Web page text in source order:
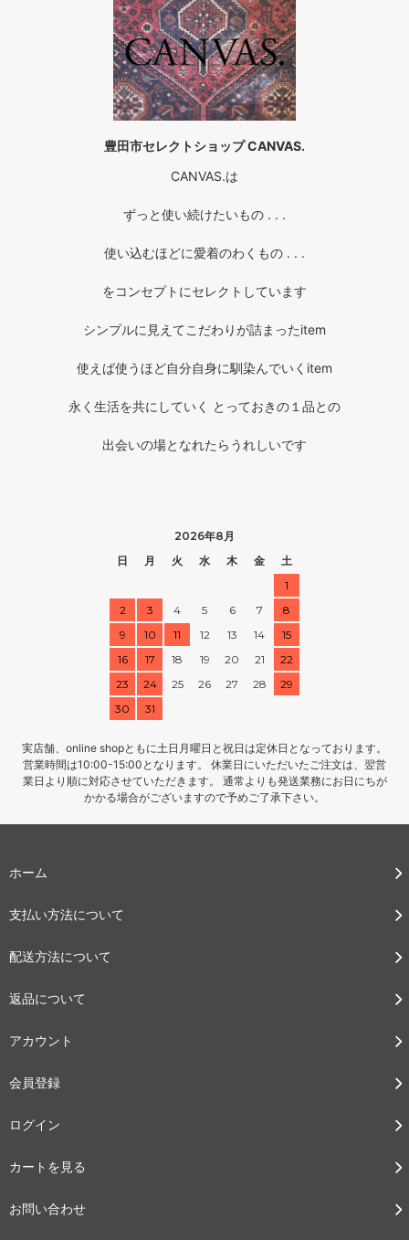
豊田市セレクトショップ CANVAS.
CANVAS.は
ずっと使い続けたいもの . . .
使い込むほどに愛着のわくもの . . .
をコンセプトにセレクトしています
シンプルに見えてこだわりが詰まったitem
使えば使うほど自分自身に馴染んでいくitem
永く生活を共にしていく とっておきの１品との
出会いの場となれたらうれしいです
2026年8月
日
月 火 水 木 金
土
1
2
3 4 5 6 7
8
9
10 11 12 13 14
15
16
17 18 19 20 21
22
23
24 25 26 27 28
29
30
31
実店舗、online shopともに土日月曜日と祝日は定休日となっております。
営業時間は10:00-15:00となります。 休業日にいただいたご注文は、翌営
業日より順に対応させていただきます。 通常よりも発送業務にお日にちが
かかる場合がございますので予めご了承下さい。
ホーム
支払い方法について
配送方法について
返品について
アカウント
会員登録
ログイン
カートを見る
お問い合わせ